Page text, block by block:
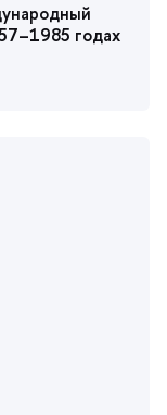
годах